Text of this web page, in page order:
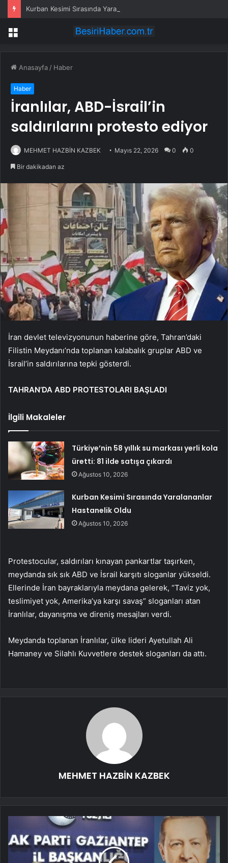
Kurban Kesimi Sırasında Yaralananlar Hastanelik Oldu
Menü
Anasayfa / Haber
Haber
İranlılar, ABD-İsrail’in
saldırılarını protesto ediyor
MEHMET HAZBİN KAZBEK Mayıs 22, 2026 0 0
Bir dakikadan az
İran devlet televizyonunun haberine göre, Tahran’daki
Filistin Meydanı’nda toplanan kalabalık gruplar ABD ve
İsrail’in saldırılarına tepki gösterdi.
TAHRAN’DA ABD PROTESTOLARI BAŞLADI
İlgili Makaleler
Türkiye’nin 58 yıllık su markası yerli kola
üretti: 81 ilde satışa çıkardı
Ağustos 10, 2026
Kurban Kesimi Sırasında Yaralananlar
Hastanelik Oldu
Ağustos 10, 2026
Protestocular, saldırıları kınayan pankartlar taşırken,
meydanda sık sık ABD ve İsrail karşıtı sloganlar yükseldi.
Ellerinde İran bayraklarıyla meydana gelerek, “Taviz yok,
teslimiyet yok, Amerika’ya karşı savaş” sloganları atan
İranlılar, dayanışma ve direniş mesajları verdi.
Meydanda toplanan İranlılar, ülke lideri Ayetullah Ali
Hamaney ve Silahlı Kuvvetlere destek sloganları da attı.
MEHMET HAZBİN KAZBEK